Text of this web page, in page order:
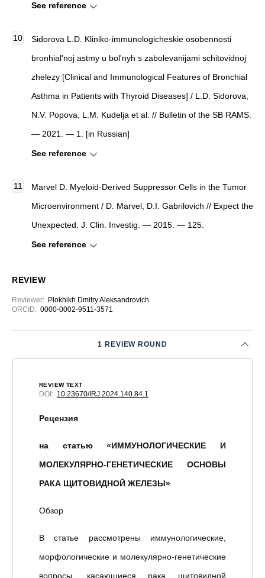
See reference
Sidorova L.D. Kliniko-immunologicheskie osobennosti
bronhial'noj astmy u bol'nyh s zabolevanijami schitovidnoj
zhelezy [Clinical and Immunological Features of Bronchial
Asthma in Patients with Thyroid Diseases] / L.D. Sidorova,
N.V. Popova, L.M. Kudelja et al. // Bulletin of the SB RAMS.
— 2021. — 1. [in Russian]
See reference
Marvel D. Myeloid-Derived Suppressor Cells in the Tumor
Microenvironment / D. Marvel, D.I. Gabrilovich // Expect the
Unexpected. J. Clin. Investig . — 2015. — 125.
See reference
REVIEW
Reviewer: Plokhikh Dmitry Aleksandrovich
ORCID: 0000-0002-9511-3571
1 REVIEW ROUND
REVIEW TEXT
DOI: 10.23670/IRJ.2024.140.84.1
Рецензия
на статью «ИММУНОЛОГИЧЕСКИЕ И
МОЛЕКУЛЯРНО-ГЕНЕТИЧЕСКИЕ ОСНОВЫ
РАКА ЩИТОВИДНОЙ ЖЕЛЕЗЫ»
Обзор
В статье рассмотрены иммунологические,
морфологические и молекулярно-генетические
вопросы, касающиеся рака щитовидной